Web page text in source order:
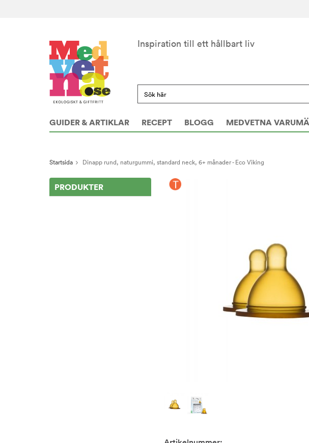
Inspiration till ett hållbart liv
GUIDER & ARTIKLAR RECEPT BLOGG MEDVETNA
Startsida Dinapp rund, naturgummi, standard neck, 6+ månader - Eco Viking
PRODUKTER